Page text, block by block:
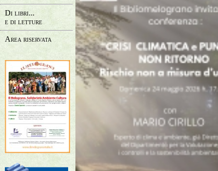
Di libri...
e di letture
Area riservata